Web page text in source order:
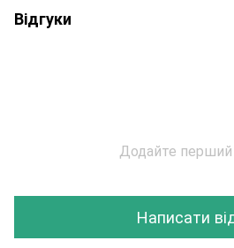
Відгуки
Додайте перший
Написати